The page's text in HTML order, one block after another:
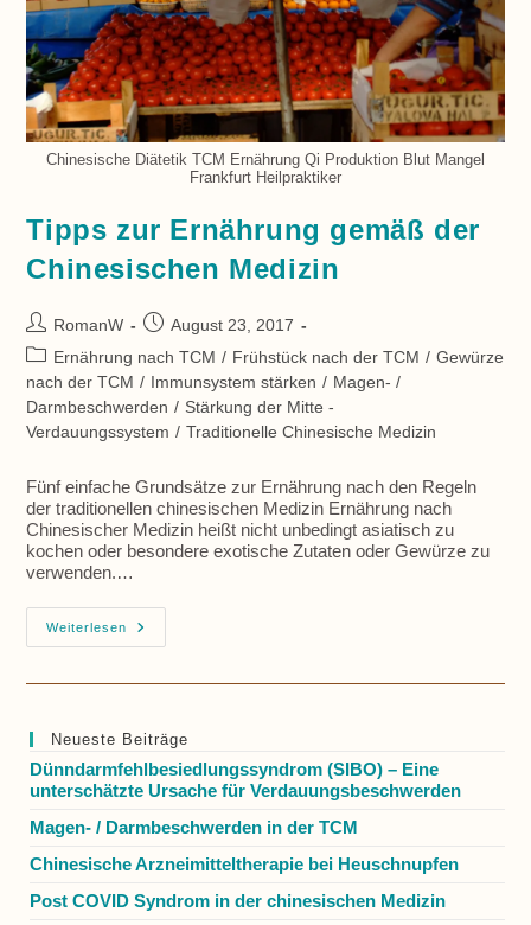
Chinesische Diätetik TCM Ernährung Qi Produktion Blut Mangel
Frankfurt Heilpraktiker
Tipps zur Ernährung gemäß der
Chinesischen Medizin
Beitrags-
Autor:
RomanW
Beitrag
veröffentlicht:
August 23, 2017
Beitrags-
Kategorie:
Ernährung nach TCM / Frühstück nach der TCM / Gewürze
nach der TCM / Immunsystem stärken / Magen- /
Darmbeschwerden / Stärkung der Mitte -
Verdauungssystem / Traditionelle Chinesische Medizin
Fünf einfache Grundsätze zur Ernährung nach den Regeln
der traditionellen chinesischen Medizin Ernährung nach
Chinesischer Medizin heißt nicht unbedingt asiatisch zu
kochen oder besondere exotische Zutaten oder Gewürze zu
verwenden.…
Weiterlesen
Tipps
Zur
Neueste Beiträge
Dünndarmfehlbesiedlungssyndrom (SIBO) – Eine
unterschätzte Ursache für Verdauungsbeschwerden
Magen- / Darmbeschwerden in der TCM
Chinesische Arzneimitteltherapie bei Heuschnupfen
Post COVID Syndrom in der chinesischen Medizin